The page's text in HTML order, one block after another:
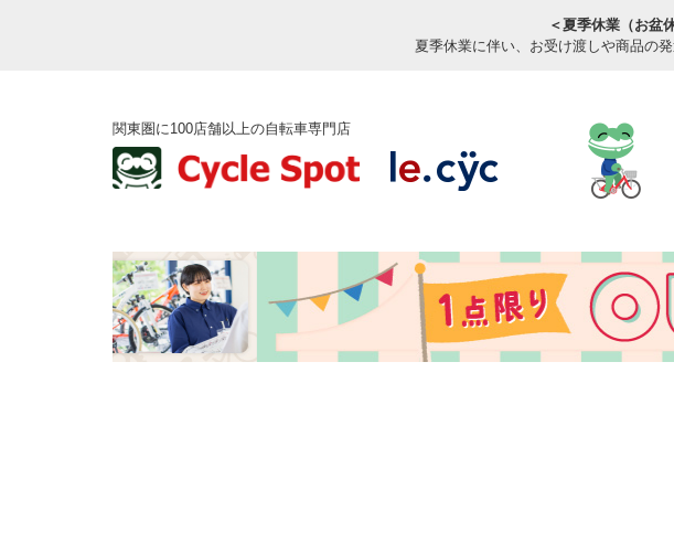
＜夏季休業（お盆
夏季休業に伴い、お受け渡しや商品の
関東圏に100店舗以上の自転車専門店